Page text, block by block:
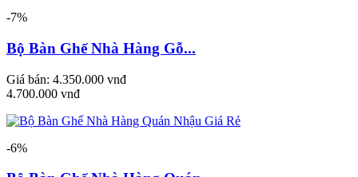
-7%
Bộ Bàn Ghế Nhà Hàng Gỗ...
Giá bán: 4.350.000 vnđ
4.700.000 vnđ
-6%